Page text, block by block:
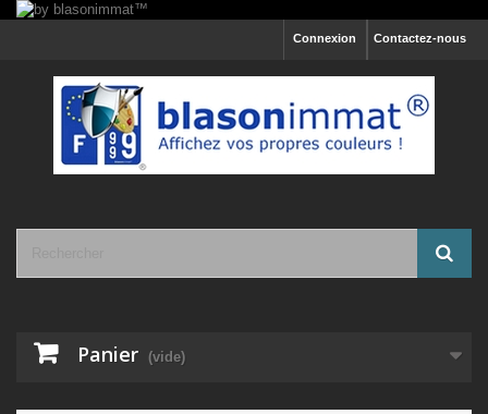
Contactez-nous
Connexion
Panier (vide)